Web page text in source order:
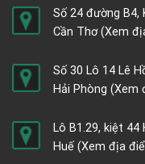
Số 24 đường B4,
Cần Thơ(Xem
Số 30 Lô 14 Lê
Hải Phòng (Xem
Lô B1.29, kiệt
Huế (Xem địa